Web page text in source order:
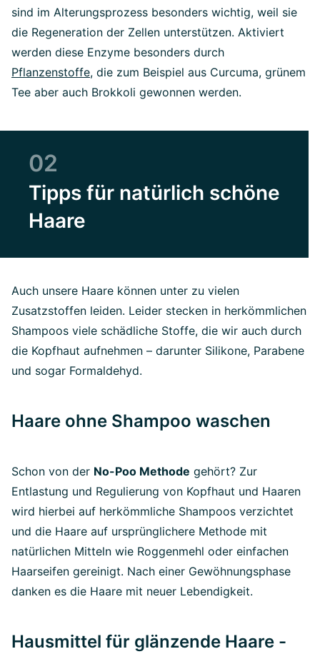
sind im Alterungsprozess besonders wichtig, weil sie
die Regeneration der Zellen unterstützen. Aktiviert
werden diese Enzyme besonders durch
Pflanzenstoffe, die zum Beispiel aus Curcuma, grünem
Tee aber auch Brokkoli gewonnen werden.
02
Tipps für natürlich schöne
Haare
Auch unsere Haare können unter zu vielen
Zusatzstoffen leiden. Leider stecken in herkömmlichen
Shampoos viele schädliche Stoffe, die wir auch durch
die Kopfhaut aufnehmen – darunter Silikone, Parabene
und sogar Formaldehyd.
Haare ohne Shampoo waschen
Schon von der No-Poo Methode gehört? Zur
Entlastung und Regulierung von Kopfhaut und Haaren
wird hierbei auf herkömmliche Shampoos verzichtet
und die Haare auf ursprünglichere Methode mit
natürlichen Mitteln wie Roggenmehl oder einfachen
Haarseifen gereinigt. Nach einer Gewöhnungsphase
danken es die Haare mit neuer Lebendigkeit.
Hausmittel für glänzende Haare -